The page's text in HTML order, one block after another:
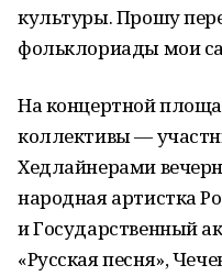
культуры. Прошу
фольклориады мои
На концертной
коллективы —
Хедлайнерами
народная артистка
и Государственный
«Русская песня»,